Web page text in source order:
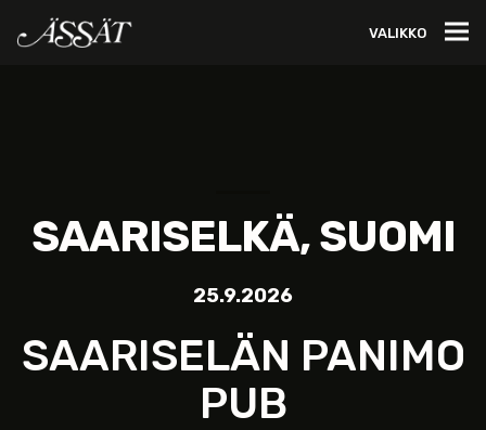
VALIKKO
SAARISELKÄ, SUOMI
25.9.2026
SAARISELÄN PANIMO
PUB